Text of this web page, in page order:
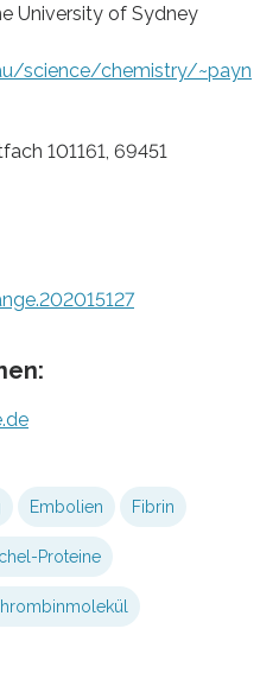
University of Sydney
science/chemistry/~payn
101161, 69451
Embolien Fibrin
Proteine